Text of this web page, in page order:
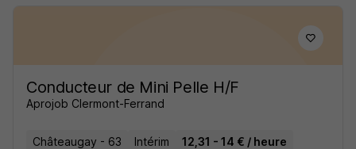
Conducteur de Mini Pelle H/F
Aprojob Clermont-Ferrand
Châteaugay - 63 Intérim
12,31 - 14 € / heure